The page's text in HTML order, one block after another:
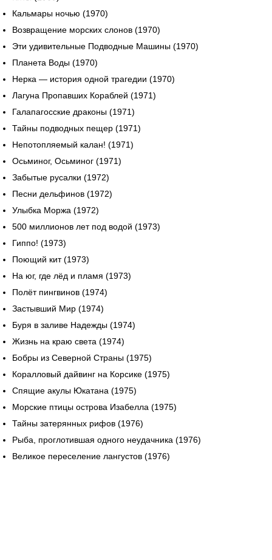
Кальмары ночью (1970)
Возвращение морских слонов (1970)
Эти удивительные Подводные Машины (1970)
Планета Воды (1970)
Нерка — история одной трагедии (1970)
Лагуна Пропавших Кораблей (1971)
Галапагосские драконы (1971)
Тайны подводных пещер (1971)
Непотопляемый калан! (1971)
Осьминог, Осьминог (1971)
Забытые русалки (1972)
Песни дельфинов (1972)
Улыбка Моржа (1972)
500 миллионов лет под водой (1973)
Гиппо! (1973)
Поющий кит (1973)
На юг, где лёд и пламя (1973)
Полёт пингвинов (1974)
Застывший Мир (1974)
Буря в заливе Надежды (1974)
Жизнь на краю света (1974)
Бобры из Северной Страны (1975)
Коралловый дайвинг на Корсике (1975)
Спящие акулы Юкатана (1975)
Морские птицы острова Изабелла (1975)
Тайны затерянных рифов (1976)
Рыба, проглотившая одного неудачника (1976)
Великое переселение лангустов (1976)